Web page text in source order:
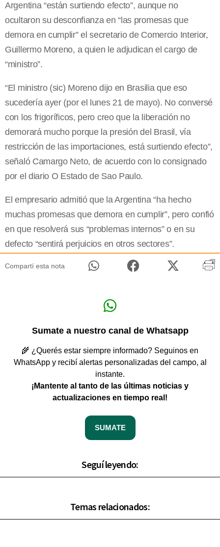
Argentina “están surtiendo efecto”, aunque no
ocultaron su desconfianza en “las promesas que
demora en cumplir” el secretario de Comercio Interior,
Guillermo Moreno, a quien le adjudican el cargo de
“ministro”.
“El ministro (sic) Moreno dijo en Brasilia que eso
sucedería ayer (por el lunes 21 de mayo). No conversé
con los frigoríficos, pero creo que la liberación no
demorará mucho porque la presión del Brasil, vía
restricción de las importaciones, está surtiendo efecto”,
señaló Camargo Neto, de acuerdo con lo consignado
por el diario O Estado de Sao Paulo.
El empresario admitió que la Argentina “ha hecho
muchas promesas que demora en cumplir”, pero confió
en que resolverá sus “problemas internos” o en su
defecto “sentirá perjuicios en otros sectores”.
Compartí esta nota
Sumate a nuestro canal de Whatsapp
🌾 ¿Querés estar siempre informado? Seguinos en
WhatsApp y recibí alertas personalizadas del campo, al
instante.
¡Mantente al tanto de las últimas noticias y
actualizaciones en tiempo real!
SUMATE
Seguí leyendo:
Temas relacionados: